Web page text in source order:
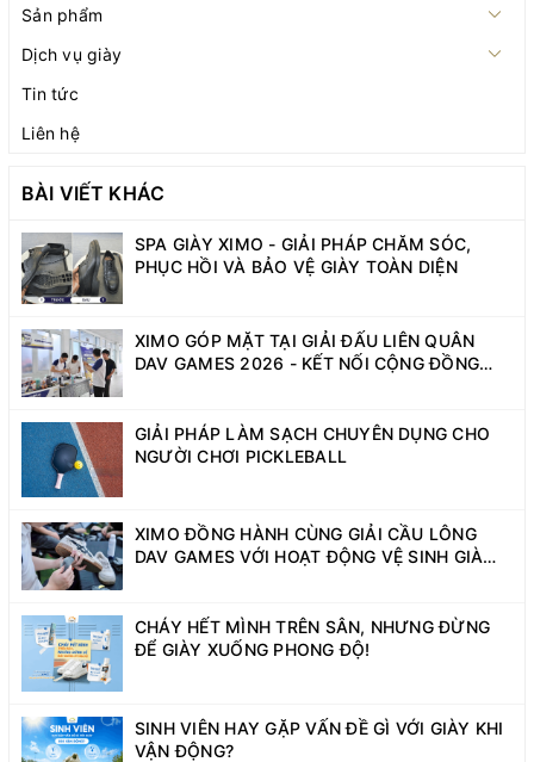
Sản phẩm
Dịch vụ giày
Tin tức
Liên hệ
BÀI VIẾT KHÁC
SPA GIÀY XIMO - GIẢI PHÁP CHĂM SÓC,
PHỤC HỒI VÀ BẢO VỆ GIÀY TOÀN DIỆN
XIMO GÓP MẶT TẠI GIẢI ĐẤU LIÊN QUÂN
DAV GAMES 2026 - KẾT NỐI CỘNG ĐỒNG
GIẢI PHÁP LÀM SẠCH CHUYÊN DỤNG CHO
NGƯỜI CHƠI PICKLEBALL
XIMO ĐỒNG HÀNH CÙNG GIẢI CẦU LÔNG
DAV GAMES VỚI HOẠT ĐỘNG VỆ SINH GIÀY
CHÁY HẾT MÌNH TRÊN SÂN, NHƯNG ĐỪNG
ĐỂ GIÀY XUỐNG PHONG ĐỘ!
SINH VIÊN HAY GẶP VẤN ĐỀ GÌ VỚI GIÀY KHI
VẬN ĐỘNG?